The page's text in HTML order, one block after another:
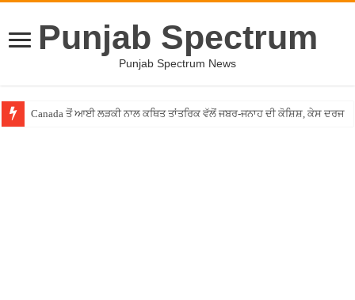
Punjab Spectrum
Punjab Spectrum News
Canada ਤੋਂ ਆਈ ਲੜਕੀ ਨਾਲ ਕਥਿਤ ਤਾਂਤਰਿਕ ਵੱਲੋਂ ਜਬਰ-ਜਨਾਹ ਦੀ ਕੋਸ਼ਿਸ਼, ਕੇਸ ਦਰਜ